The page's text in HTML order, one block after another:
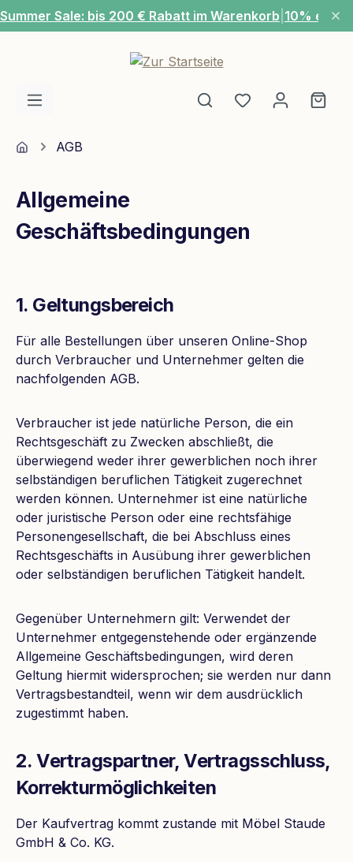
Zum Hauptinhalt springen
Summer Sale: bis 200 € Rabatt im Warenkorb 10% extra
Du hast 0
HomeAGB
Allgemeine
Geschäftsbedingungen
1. Geltungsbereich
Für alle Bestellungen über unseren Online-Shop
durch Verbraucher und Unternehmer gelten die
nachfolgenden AGB.
Verbraucher ist jede natürliche Person, die ein
Rechtsgeschäft zu Zwecken abschließt, die
überwiegend weder ihrer gewerblichen noch ihrer
selbständigen beruflichen Tätigkeit zugerechnet
werden können. Unternehmer ist eine natürliche
oder juristische Person oder eine rechtsfähige
Personengesellschaft, die bei Abschluss eines
Rechtsgeschäfts in Ausübung ihrer gewerblichen
oder selbständigen beruflichen Tätigkeit handelt.
Gegenüber Unternehmern gilt: Verwendet der
Unternehmer entgegenstehende oder ergänzende
Allgemeine Geschäftsbedingungen, wird deren
Geltung hiermit widersprochen; sie werden nur dann
Vertragsbestandteil, wenn wir dem ausdrücklich
zugestimmt haben.
2. Vertragspartner, Vertragsschluss,
Korrekturmöglichkeiten
Der Kaufvertrag kommt zustande mit Möbel Staude
GmbH & Co. KG.